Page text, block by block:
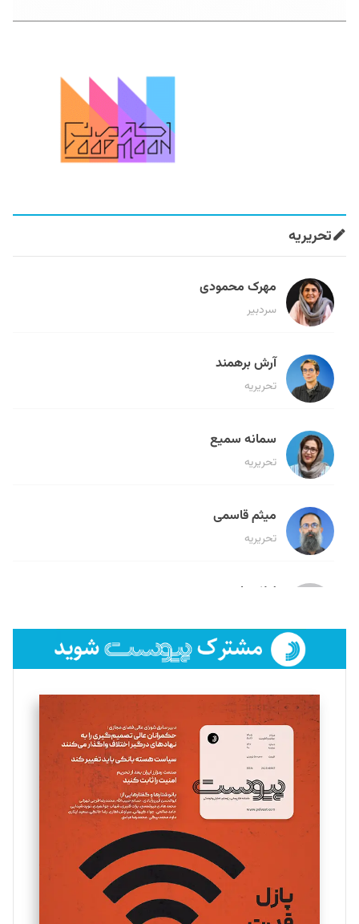
تحریریه
مهرک محمودی
سردبیر
آرش برهمند
تحریریه
سمانه سمیع
تحریریه
میثم قاسمی
تحریریه
لیلا حنارود
فائزه فتحی رستمی
تحریریه
سروش کرمیان
تحریریه
مینا پاکدل
یسنا امان‌پور
تحریریه